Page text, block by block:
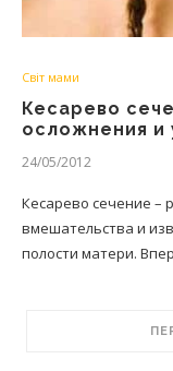
Світ мами
Кесарево
осложнения и
24/05/2012
Кесарево сечение –
вмешательства и
полости матери.